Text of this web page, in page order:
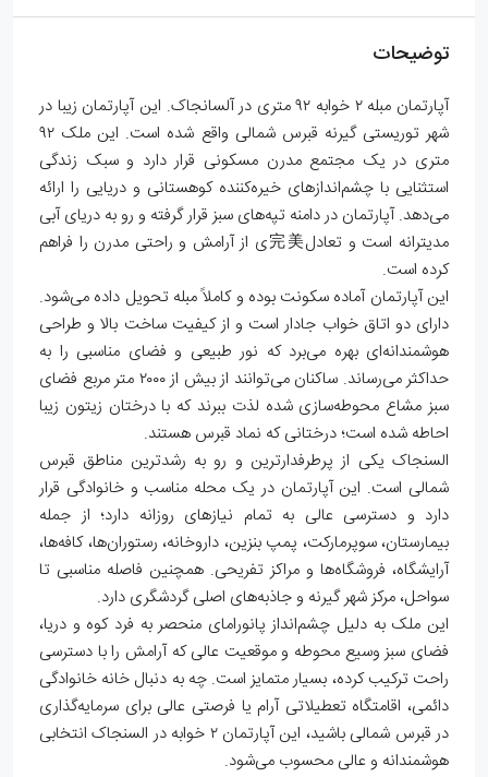
توضیحات
آپارتمان مبله ۲ خوابه ۹۲ متری در آلسانجاک. این آپارتمان زیبا در
شهر توریستی گیرنه قبرس شمالی واقع شده است. این ملک ۹۲
متری در یک مجتمع مدرن مسکونی قرار دارد و سبک زندگی
استثنایی با چشم‌اندازهای خیره‌کننده کوهستانی و دریایی را ارائه
می‌دهد. آپارتمان در دامنه تپه‌های سبز قرار گرفته و رو به دریای آبی
مدیترانه است و تعادل完美ی از آرامش و راحتی مدرن را فراهم
کرده است.
این آپارتمان آماده سکونت بوده و کاملاً مبله تحویل داده می‌شود.
دارای دو اتاق خواب جادار است و از کیفیت ساخت بالا و طراحی
هوشمندانه‌ای بهره می‌برد که نور طبیعی و فضای مناسبی را به
حداکثر می‌رساند. ساکنان می‌توانند از بیش از ۲۰۰۰ متر مربع فضای
سبز مشاع محوطه‌سازی شده لذت ببرند که با درختان زیتون زیبا
احاطه شده است؛ درختانی که نماد قبرس هستند.
السنجاک یکی از پرطرفدارترین و رو به رشدترین مناطق قبرس
شمالی است. این آپارتمان در یک محله مناسب و خانوادگی قرار
دارد و دسترسی عالی به تمام نیازهای روزانه دارد؛ از جمله
بیمارستان، سوپرمارکت، پمپ بنزین، داروخانه، رستوران‌ها، کافه‌ها،
آرایشگاه، فروشگاه‌ها و مراکز تفریحی. همچنین فاصله مناسبی تا
سواحل، مرکز شهر گیرنه و جاذبه‌های اصلی گردشگری دارد.
این ملک به دلیل چشم‌انداز پانورامای منحصر به فرد کوه و دریا،
فضای سبز وسیع محوطه و موقعیت عالی که آرامش را با دسترسی
راحت ترکیب کرده، بسیار متمایز است. چه به دنبال خانه خانوادگی
دائمی، اقامتگاه تعطیلاتی آرام یا فرصتی عالی برای سرمایه‌گذاری
در قبرس شمالی باشید، این آپارتمان ۲ خوابه در السنجاک انتخابی
هوشمندانه و عالی محسوب می‌شود.